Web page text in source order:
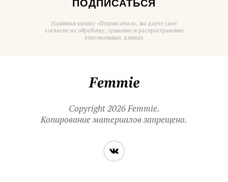
ПОДПИСАТЬСЯ
Нажимая кнопку «Подписаться», вы даете свое
согласие на обработку, хранение и распространение
персональных данных
Copyright 2026 Femmie.
Копирование материалов запрещено.
Читайте
нас
в социальных